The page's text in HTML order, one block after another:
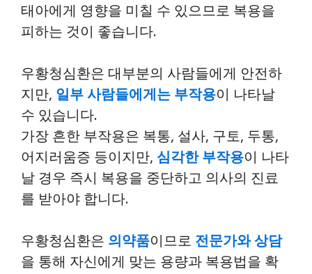
태아에게 영향을 미칠 수 있으므로 복용을
피하는 것이 좋습니다.
우황청심환은 대부분의 사람들에게 안전하
지만, 일부 사람들에게는 부작용이 나타날
수 있습니다.
가장 흔한 부작용은 복통, 설사, 구토, 두통,
어지러움증 등이지만, 심각한 부작용이 나타
날 경우 즉시 복용을 중단하고 의사의 진료
를 받아야 합니다.
우황청심환은 의약품이므로 전문가와 상담
을 통해 자신에게 맞는 용량과 복용법을 확